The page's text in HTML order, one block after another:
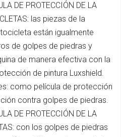
DE PROTECCIÓN DE LA
las piezas de la
están igualmente
de golpes de piedras y
de manera efectiva con la
de pintura Luxshield.
como película de protección
contra golpes de piedras.
DE PROTECCIÓN DE LA
con los golpes de piedras